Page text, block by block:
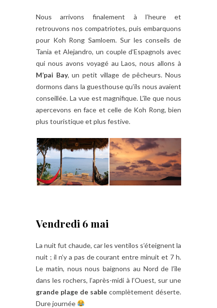
Nous arrivons finalement à l’heure et
retrouvons nos compatriotes, puis embarquons
pour Koh Rong Samloem. Sur les conseils de
Tania et Alejandro, un couple d’Espagnols avec
qui nous avons voyagé au Laos, nous allons à
M’pai Bay, un petit village de pêcheurs. Nous
dormons dans la guesthouse qu’ils nous avaient
conseillée. La vue est magnifique. L’île que nous
apercevons en face et celle de Koh Rong, bien
plus touristique et plus festive.
Vendredi 6 mai
La nuit fut chaude, car les ventilos s’éteignent la
nuit ; il n’y a pas de courant entre minuit et 7 h.
Le matin, nous nous baignons au Nord de l’île
dans les rochers, l’après-midi à l’Ouest, sur une
grande plage de sable complètement déserte.
Dure journée